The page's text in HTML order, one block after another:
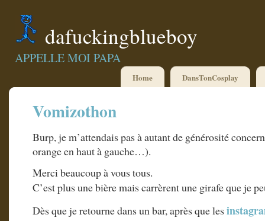
dafuckingblueboy
APPELLE MOI PAPA
Home DansTonCosplay
Vomizothon
Burp, je m’attendais pas à autant de générosité
orange en haut à gauche…).
Merci beaucoup à vous tous.
C’est plus une bière mais carrèrent une girafe que je
Dès que je retourne dans un bar, après que les